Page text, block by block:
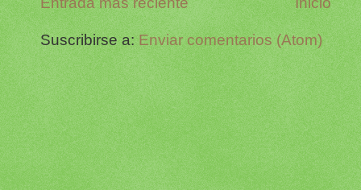
Suscribirse a:Enviar comentarios (Atom)